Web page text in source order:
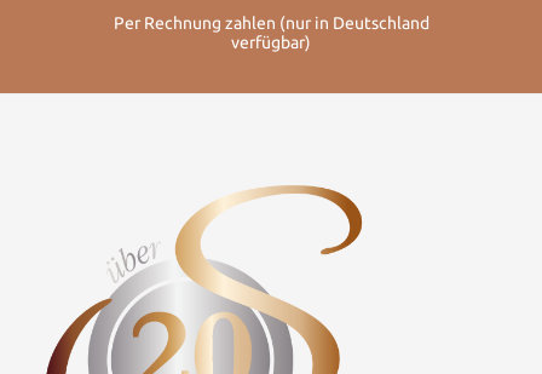
Per Rechnung zahlen (nur in Deutschland
verfügbar)